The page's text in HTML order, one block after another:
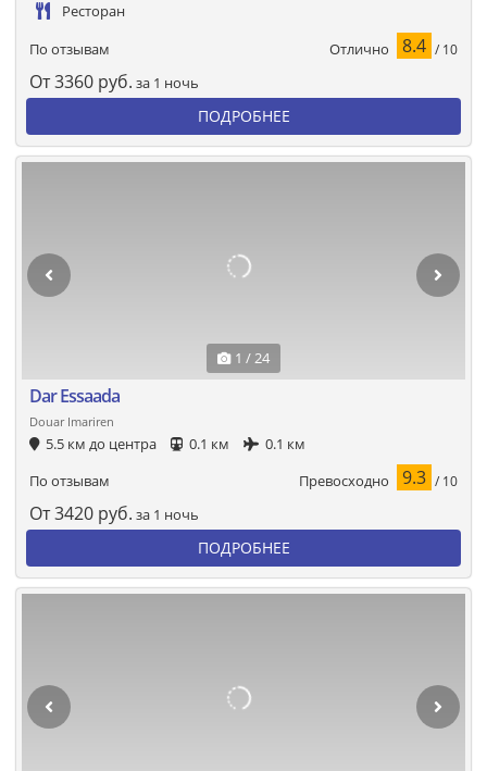
Ресторан
По отзывам Отлично 8.4 / 10
От3360 руб. за 1 ночь
ПОДРОБНЕЕ
1 / 24
Dar Essaada
Douar Imariren
5.5 км до центра 0.1 км
0.1 км
По отзывам
Превосходно 9.3 / 10
От3420 руб. за 1 ночь
ПОДРОБНЕЕ